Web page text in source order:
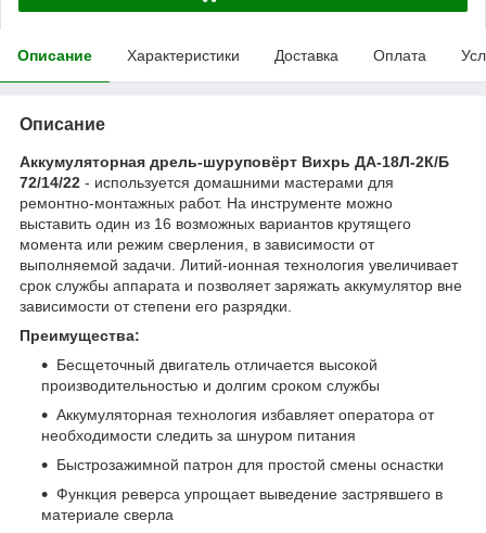
Описание Характеристики Доставка Оплата
Описание
Аккумуляторная дрель-шуруповёрт Вихрь ДА-18Л-2К/Б
72/14/22 - используется домашними мастерами для
ремонтно-монтажных работ. На инструменте можно
выставить один из 16 возможных вариантов крутящего
момента или режим сверления, в зависимости от
выполняемой задачи. Литий-ионная технология увеличивает
срок службы аппарата и позволяет заряжать аккумулятор вне
зависимости от степени его разрядки.
Преимущества:
Бесщеточный двигатель отличается высокой
производительностью и долгим сроком службы
Аккумуляторная технология избавляет оператора от
необходимости следить за шнуром питания
Быстрозажимной патрон для простой смены оснастки
Функция реверса упрощает выведение застрявшего в
материале сверла